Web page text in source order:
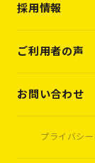
PRESS RELEASE
VOICES
CASES
採用情報
ご利用者の声
お問い合わせ
プライバシ